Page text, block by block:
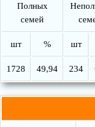
Полных
семей
шт % шт
1728 49,94 234